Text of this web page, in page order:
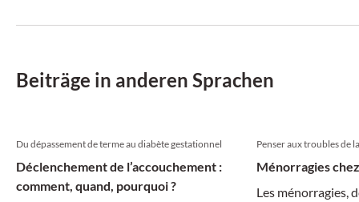
Beiträge in anderen Sprachen
Du dépassement de terme au diabète gestationnel
Déclenchement de l’accouchement :
comment, quand, pourquoi ?
Penser aux troubles de
Ménorragies
Les ménorragies,